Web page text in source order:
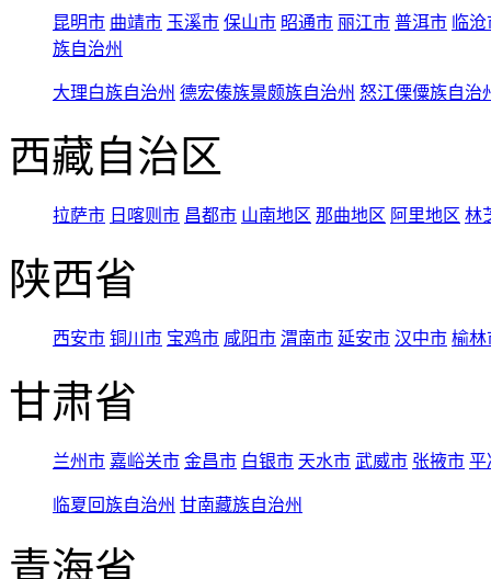
昆明市 曲靖市 玉溪市 保山市 昭通市 丽江市 普洱市 临
族自治州
大理白族自治州 德宏傣族景颇族自治州 怒江傈僳族自治
西藏自治区
拉萨市 日喀则市 昌都市 山南地区 那曲地区 阿里地区 林
陕西省
西安市 铜川市 宝鸡市 咸阳市 渭南市 延安市 汉中市 榆林
甘肃省
兰州市 嘉峪关市 金昌市 白银市 天水市 武威市 张掖市 平
临夏回族自治州 甘南藏族自治州
青海省